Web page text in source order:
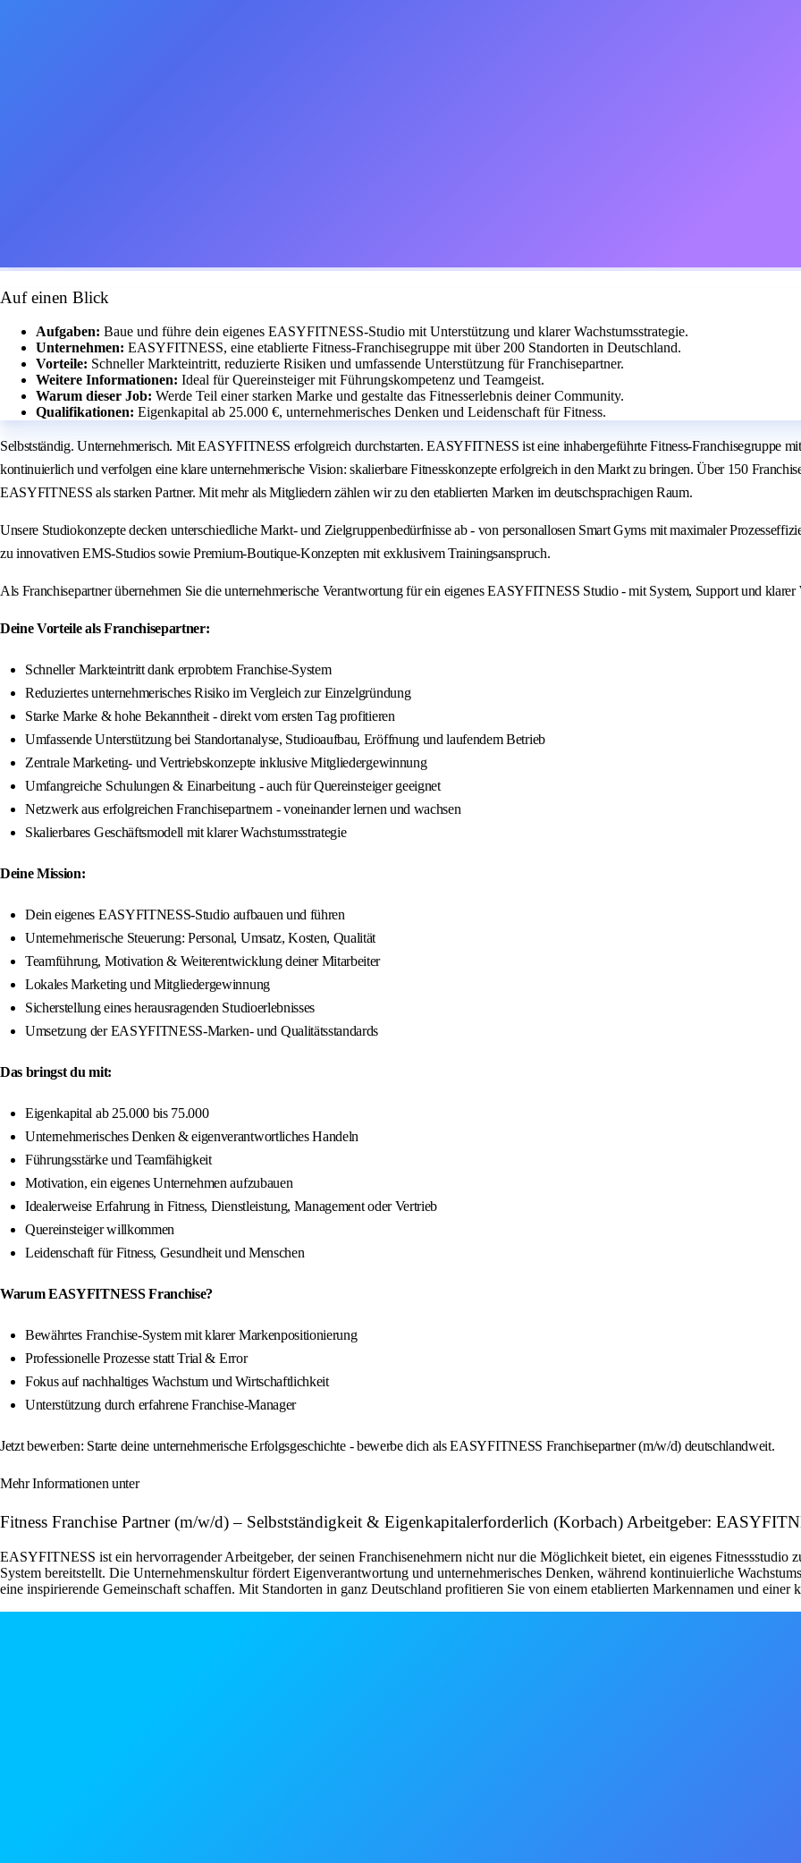
Auf einen Blick
Aufgaben: Baue und führe dein eigenes EASYFITNESS-Studio mit Unterstützung und klarer Wachstumsstrategie.
Unternehmen: EASYFITNESS, eine etablierte Fitness-Franchisegruppe mit über 200 Standorten in Deutschland.
Vorteile: Schneller Markteintritt, reduzierte Risiken und umfassende Unterstützung für Franchisepartner.
Weitere Informationen: Ideal für Quereinsteiger mit Führungskompetenz und Teamgeist.
Warum dieser Job: Werde Teil einer starken Marke und gestalte das Fitnesserlebnis deiner Community.
Qualifikationen: Eigenkapital ab 25.000 €, unternehmerisches Denken und Leidenschaft für Fitness.
Selbstständig. Unternehmerisch. Mit EASYFITNESS erfolgreich durchstarten. EASYFITNESS ist eine inhabergeführte Fitness-Franchisegruppe
kontinuierlich und verfolgen eine klare unternehmerische Vision: skalierbare Fitnesskonzepte erfolgreich in den Markt zu bringen. Über 150
EASYFITNESS als starken Partner. Mit mehr als Mitgliedern zählen wir zu den etablierten Marken im deutschsprachigen Raum.
Unsere Studiokonzepte decken unterschiedliche Markt- und Zielgruppenbedürfnisse ab - von personallosen Smart Gyms mit maximaler
zu innovativen EMS-Studios sowie Premium-Boutique-Konzepten mit exklusivem Trainingsanspruch.
Als Franchisepartner übernehmen Sie die unternehmerische Verantwortung für ein eigenes EASYFITNESS Studio - mit System, Support und klarer
Deine Vorteile als Franchisepartner:
Schneller Markteintritt dank erprobtem Franchise-System
Reduziertes unternehmerisches Risiko im Vergleich zur Einzelgründung
Starke Marke & hohe Bekanntheit - direkt vom ersten Tag profitieren
Umfassende Unterstützung bei Standortanalyse, Studioaufbau, Eröffnung und laufendem Betrieb
Zentrale Marketing- und Vertriebskonzepte inklusive Mitgliedergewinnung
Umfangreiche Schulungen & Einarbeitung - auch für Quereinsteiger geeignet
Netzwerk aus erfolgreichen Franchisepartnern - voneinander lernen und wachsen
Skalierbares Geschäftsmodell mit klarer Wachstumsstrategie
Deine Mission:
Dein eigenes EASYFITNESS-Studio aufbauen und führen
Unternehmerische Steuerung: Personal, Umsatz, Kosten, Qualität
Teamführung, Motivation & Weiterentwicklung deiner Mitarbeiter
Lokales Marketing und Mitgliedergewinnung
Sicherstellung eines herausragenden Studioerlebnisses
Umsetzung der EASYFITNESS-Marken- und Qualitätsstandards
Das bringst du mit:
Eigenkapital ab 25.000 bis 75.000
Unternehmerisches Denken & eigenverantwortliches Handeln
Führungsstärke und Teamfähigkeit
Motivation, ein eigenes Unternehmen aufzubauen
Idealerweise Erfahrung in Fitness, Dienstleistung, Management oder Vertrieb
Quereinsteiger willkommen
Leidenschaft für Fitness, Gesundheit und Menschen
Warum EASYFITNESS Franchise?
Bewährtes Franchise-System mit klarer Markenpositionierung
Professionelle Prozesse statt Trial & Error
Fokus auf nachhaltiges Wachstum und Wirtschaftlichkeit
Unterstützung durch erfahrene Franchise-Manager
Jetzt bewerben: Starte deine unternehmerische Erfolgsgeschichte - bewerbe dich als EASYFITNESS Franchisepartner (m/w/d) deutschlandweit.
Mehr Informationen unter
Fitness Franchise Partner (m/w/d) – Selbstständigkeit & Eigenkapitalerforderlich (Korbach) Arbeitgeber:
EASYFITNESS ist ein hervorragender Arbeitgeber, der seinen Franchisenehmern nicht nur die Möglichkeit bietet, ein eigenes Fitnessstudio
System bereitstellt. Die Unternehmenskultur fördert Eigenverantwortung und unternehmerisches Denken, während kontinuierliche
eine inspirierende Gemeinschaft schaffen. Mit Standorten in ganz Deutschland profitieren Sie von einem etablierten Markennamen und